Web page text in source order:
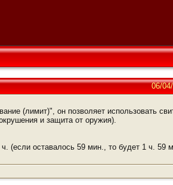
06/
(лимит)", он позволяет использовать
и защита от оружия).
(если оставалось 59 мин., то будет 1 ч. 59